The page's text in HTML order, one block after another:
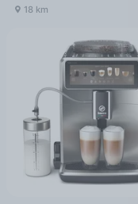
18 km